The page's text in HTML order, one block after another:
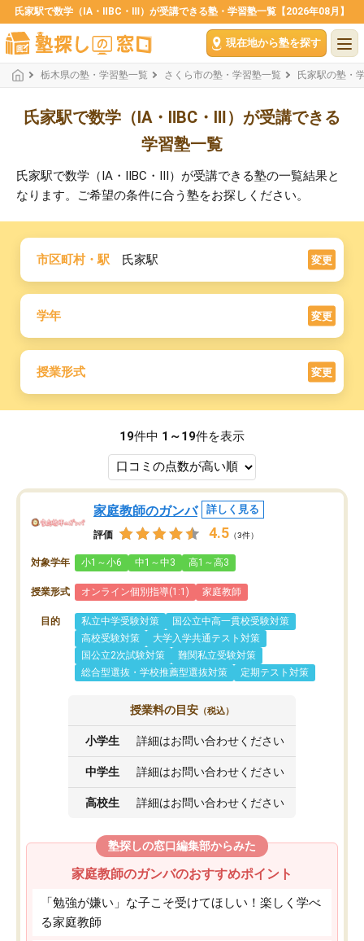
氏家駅で数学（ⅠA・ⅡBC・Ⅲ）が受講できる塾・学習塾一覧【2026年08月】
現在地から塾を探す
栃木県の塾・学習塾一覧 さくら市の塾・学習塾一覧 氏家駅の塾・
氏家駅で数学（ⅠA・ⅡBC・Ⅲ）が受講できる
学習塾一覧
氏家駅で数学（ⅠA・ⅡBC・Ⅲ）が受講できる塾の一覧結果と
なります。ご希望の条件に合う塾をお探しください。
市区町村・駅 氏家駅 変更
学年 変更
授業形式 変更
19件中 1～19件を表示
家庭教師のガンバ 詳しく見る
評価 4.5 （3件）
対象学年 小1～小6 中1～中3 高1～高3
授業形式 オンライン個別指導(1:1) 家庭教師
目的 私立中学受験対策
国公立中高一貫校受験対策
高校受験対策
大学入学共通テスト対策
国公立2次試験対策
難関私立受験対策
総合型選抜・学校推薦型選抜対策
定期テスト対策
授業料の目安 （税込）
小学生 詳細はお問い合わせください
中学生 詳細はお問い合わせください
高校生 詳細はお問い合わせください
塾探しの窓口編集部からみた
家庭教師のガンバのおすすめポイント
「勉強が嫌い」な子こそ受けてほしい！楽しく学べ
る家庭教師